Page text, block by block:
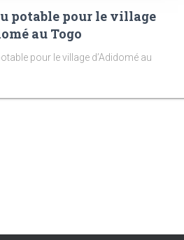
potable pour le village
au Togo
pour le village d’Adidomé au